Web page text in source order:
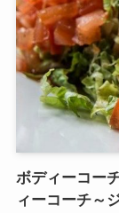
ボディーコー
ィーコーチ～